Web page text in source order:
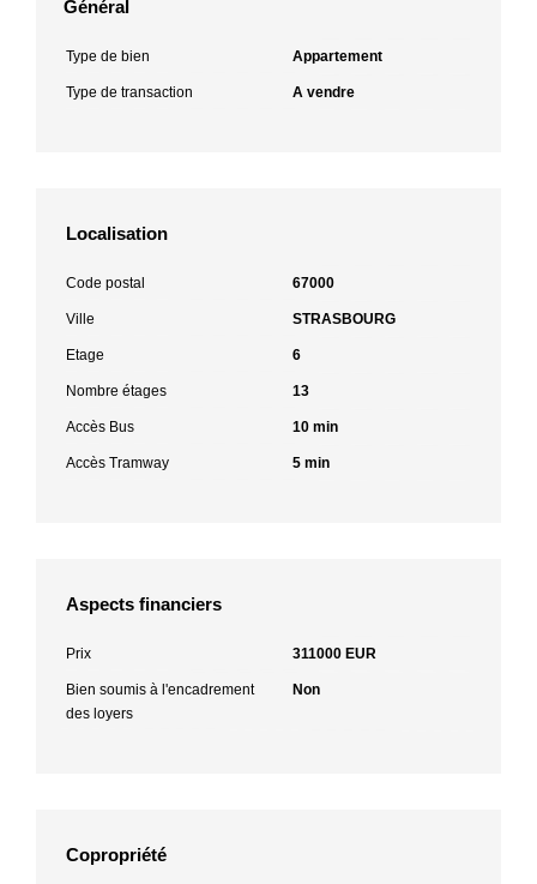
Général
Type de bien Appartement
Type de transaction A vendre
Localisation
Code postal 67000
Ville STRASBOURG
Etage 6
Nombre étages 13
Accès Bus 10 min
Accès Tramway 5 min
Aspects financiers
Prix 311000 EUR
Bien soumis à l'encadrement
des loyers
Non
Copropriété